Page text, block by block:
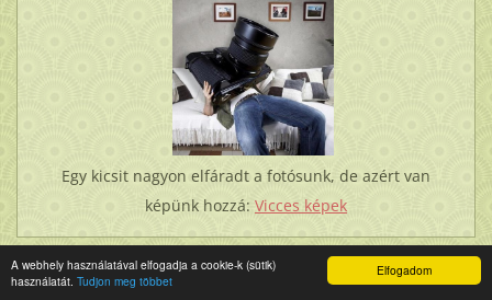
Elfogadom
A webhely használatával elfogadja a cookie-k (sütik)
használatát. Tudjon meg többet
Egy kicsit nagyon elfáradt a fotósunk, de azért van
képünk hozzá: Vicces képek